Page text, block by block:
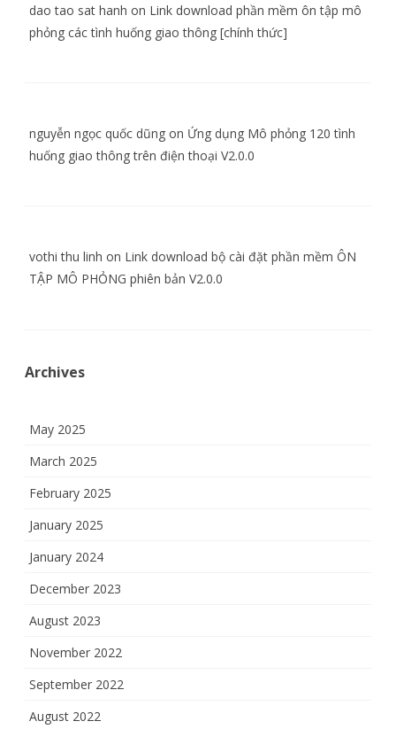
dao tao sat hanh on Link download phần mềm ôn tập mô
phỏng các tình huống giao thông [chính thức]
nguyễn ngọc quốc dũng on Ứng dụng Mô phỏng 120 tình
huống giao thông trên điện thoại V2.0.0
vothi thu linh on Link download bộ cài đặt phần mềm ÔN
TẬP MÔ PHỎNG phiên bản V2.0.0
Archives
May 2025
March 2025
February 2025
January 2025
January 2024
December 2023
August 2023
November 2022
September 2022
August 2022